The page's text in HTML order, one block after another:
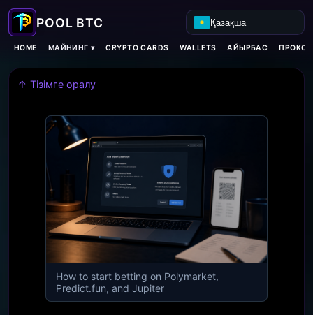
Қазақша
HOME МАЙНИНГ ▾ CRYPTO CARDS WALLETS АЙЫРБАС
↑ Тізімге оралу
How to start betting on Polymarket,
Predict.fun, and Jupiter